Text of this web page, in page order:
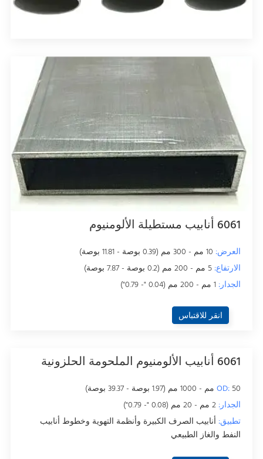
6061 أنابيب مستطيلة الألومنيوم
العرض:
الارتفاع:
الجدار:
انقر للاقتباس
6061 أنابيب الألومنيوم الملحومة الحلزونية
OD: 50 مم - 1000 مم (1.97 بوصة - 39.37 بوصة)
الجدار:
تطبيق: أنابيب الصرف الكبيرة وأنظمة التهوية وخطوط أنابيب
النفط والغاز الطبيعي